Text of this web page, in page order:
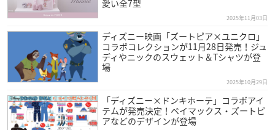
愛い全7型
2025年11月03日
ディズニー映画「ズートピア×ユニクロ」
コラボコレクションが11月28日発売！ジュ
ディやニックのスウェット＆Tシャツが登
場
2025年10月29日
「ディズニー×ドンキホーテ」コラボアイ
テムが発売決定！ベイマックス・ズートピ
アなどのデザインが登場